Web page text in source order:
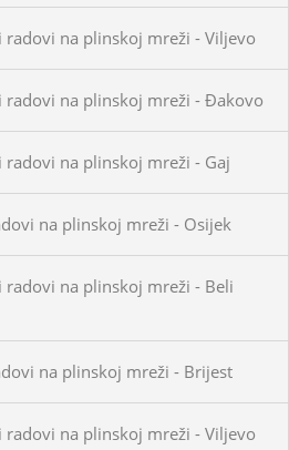
na plinskoj mreži - Viljevo
na plinskoj mreži - Đakovo
na plinskoj mreži - Gaj
na plinskoj mreži - Osijek
na plinskoj mreži - Beli
na plinskoj mreži - Brijest
na plinskoj mreži - Viljevo